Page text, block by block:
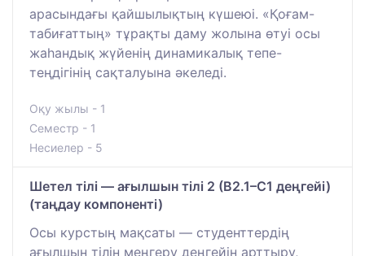
арасындағы қайшылықтың күшеюі. «Қоғам-
табиғаттың» тұрақты даму жолына өтуі осы
жаһандық жүйенің динамикалық тепе-
теңдігінің сақталуына әкеледі.
Оқу жылы - 1
Семестр - 1
Несиелер - 5
Шетел тілі — ағылшын тілі 2 (B2.1–C1 деңгейі)
(таңдау компоненті)
Осы курстың мақсаты — студенттердің
ағылшын тілін меңгеру деңгейін арттыру,